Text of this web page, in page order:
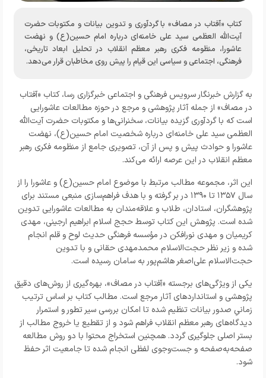
کتاب «آفتاب در مصاف» با گردآوری و تدوین بیانات و مکتوبات حضرت
آیت‌الله العظمی سید علی خامنه‌ای درباره امام حسین(ع) و نهضت
عاشورا، منظومه فکری رهبر معظم انقلاب در تحلیل ابعاد تاریخی،
فرهنگی، اجتماعی و سیاسی این قیام را پیش روی مخاطبان قرار می‌دهد.
به گزارش خبرنگار سرویس فرهنگی و اجتماعی خبرگزاری رسا،کتاب «آفتاب
در مصاف» از جمله آثار پژوهشی و مرجع در حوزه مطالعات عاشورایی
است که با گردآوری گزیده بیانات، سخنرانی‌ها و مکتوبات حضرت آیت‌الله
العظمی سید علی خامنه‌ای درباره شخصیت امام حسین(ع)، نهضت
عاشورا و حوادث پیش و پس از آن، تصویری جامع از منظومه فکری رهبر
معظم انقلاب در این عرصه ارائه می‌کند.
این اثر، مجموعه مطالب مرتبط با موضوع امام حسین(ع) و عاشورا را از
سال ۱۳۵۷ تا ۱۳۹۰ در بر گرفته و با هدف فراهم‌سازی منبعی مستند برای
پژوهشگران، استادان، طلاب و علاقه‌مندان به مطالعات عاشورایی تدوین
شده است. پژوهش این کتاب توسط حجج اسلام ابراهیم ارجینی، مهدی
کریمیان و مهدی نورافکن در مؤسسه فرهنگی حدیث لوح و قلم انجام
شده و زیر نظر حجت‌الاسلام محمدمهدی حقانی و با تدوین
حجت‌الاسلام علی‌اصغر هاشم‌پور به سامان رسیده است.
یکی از ویژگی‌های برجسته «آفتاب در مصاف»، بهره‌گیری از روش‌های دقیق
پژوهشی و استانداردهای آثار مرجع است. مطالب کتاب بر اساس ترتیب
زمانیِ صدور بیانات تنظیم شده تا امکان بررسی سیر تطور و استمرار
دیدگاه‌های رهبر معظم انقلاب فراهم شود و از تقطیع یا خروج مطالب از
بستر اصلی جلوگیری گردد. همچنین استخراج محتوا با دو روش مطالعه
صفحه‌به‌صفحه و جست‌وجوی لفظی انجام شده تا جامعیت اثر حفظ
شود.